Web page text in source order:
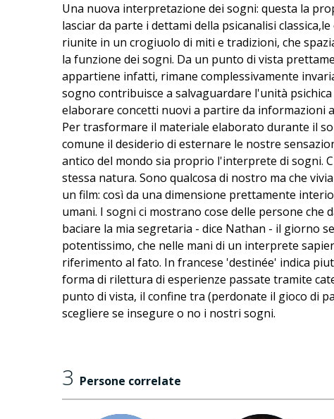
Una nuova interpretazione dei sogni: questa la
lasciar da parte i dettami della psicanalisi
riunite in un crogiuolo di miti e tradizioni, che
la funzione dei sogni. Da un punto di vista
appartiene infatti, rimane complessivamente
sogno contribuisce a salvaguardare l'unità
elaborare concetti nuovi a partire da informazioni
Per trasformare il materiale elaborato durante il
comune il desiderio di esternare le nostre
antico del mondo sia proprio l'interprete di sogni.
stessa natura. Sono qualcosa di nostro ma che
un film: così da una dimensione prettamente
umani. I sogni ci mostrano cose delle persone che
baciare la mia segretaria - dice Nathan - il giorno
potentissimo, che nelle mani di un interprete
riferimento al fato. In francese 'destinée' indica
forma di rilettura di esperienze passate tramite
punto di vista, il confine tra (perdonate il gioco di
scegliere se insegure o no i nostri sogni.
3 Persone correlate